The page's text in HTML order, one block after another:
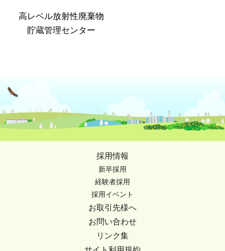
高レベル放射性廃棄物
貯蔵管理センター
採用情報
新卒採用
経験者採用
採用イベント
お取引先様へ
お問い合わせ
リンク集